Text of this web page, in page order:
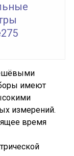
имеют
измерений.
время